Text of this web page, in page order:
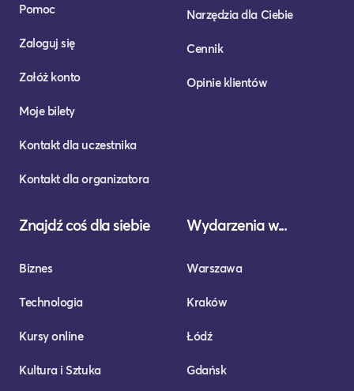
Pomoc
Zaloguj się
Załóż konto
Moje bilety
Kontakt dla uczestnika
Kontakt dla organizatora
Narzędzia dla Ciebie
Cennik
Opinie klientów
Znajdź coś dla siebie
Biznes
Technologia
Kursy online
Kultura i Sztuka
Wydarzenia w...
Warszawa
Kraków
Łódź
Gdańsk